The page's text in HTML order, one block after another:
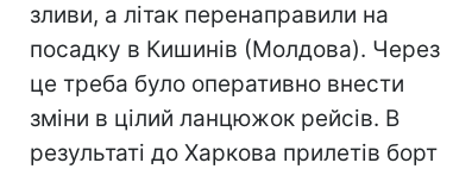
зливи, а літак перенаправили на
посадку в Кишинів (Молдова). Через
це треба було оперативно внести
зміни в цілий ланцюжок рейсів. В
результаті до Харкова прилетів борт